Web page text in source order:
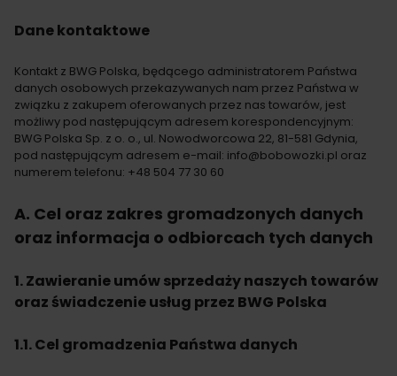
Dane kontaktowe
Kontakt z BWG Polska, będącego administratorem Państwa
danych osobowych przekazywanych nam przez Państwa w
związku z zakupem oferowanych przez nas towarów, jest
możliwy pod następującym adresem korespondencyjnym:
BWG Polska Sp. z o. o., ul. Nowodworcowa 22, 81-581 Gdynia,
pod następującym adresem e-mail: info@bobowozki.pl oraz
numerem telefonu: +48 504 77 30 60
A. Cel oraz zakres gromadzonych danych
oraz informacja o odbiorcach tych danych
1. Zawieranie umów sprzedaży naszych towarów
oraz świadczenie usług przez BWG Polska
1.1. Cel gromadzenia Państwa danych